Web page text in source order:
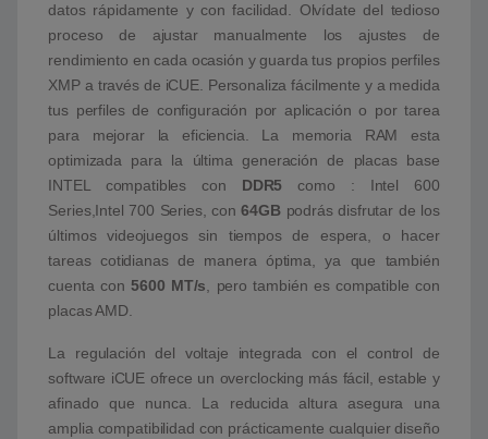
datos rápidamente y con facilidad. Olvídate del tedioso
proceso de ajustar manualmente los ajustes de
rendimiento en cada ocasión y guarda tus propios perfiles
XMP a través de iCUE. Personaliza fácilmente y a medida
tus perfiles de configuración por aplicación o por tarea
para mejorar la eficiencia. La memoria RAM esta
optimizada para la última generación de placas base
INTEL compatibles con DDR5 como : Intel 600
Series,Intel 700 Series, con64GBpodrás disfrutar de los
últimos videojuegos sin tiempos de espera, o hacer
tareas cotidianas de manera óptima, ya que también
cuenta con 5600 MT/s, pero también es compatible con
placas AMD.
La regulación del voltaje integrada con el control de
software iCUE ofrece un overclocking más fácil, estable y
afinado que nunca. La reducida altura asegura una
amplia compatibilidad con prácticamente cualquier diseño